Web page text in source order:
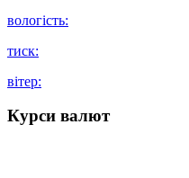
вологість:
тиск:
вітер:
Курси валют